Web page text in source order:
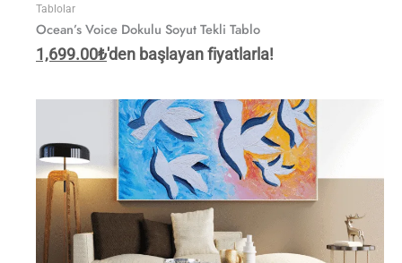
Tablolar
Ocean’s Voice Dokulu Soyut Tekli Tablo
1,699.00₺'den başlayan fiyatlarla!